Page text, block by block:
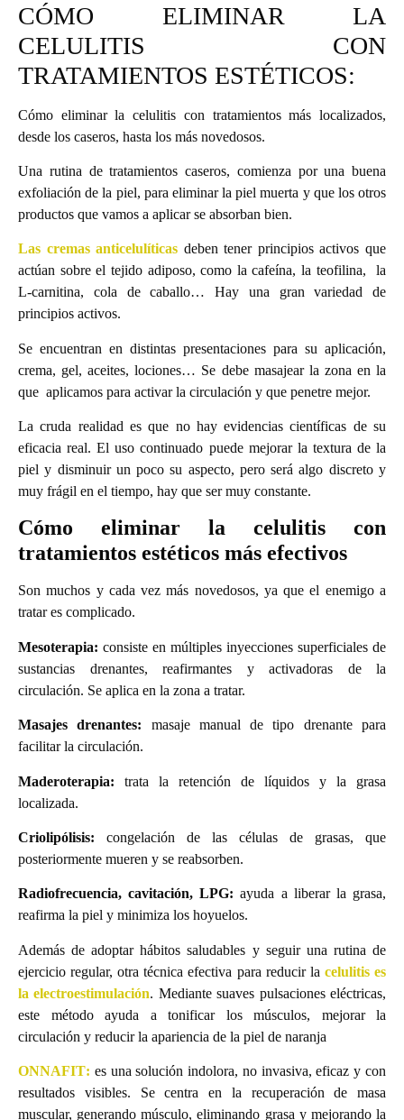
CÓMO ELIMINAR LA
CELULITIS CON
TRATAMIENTOS ESTÉTICOS:
Cómo eliminar la celulitis con tratamientos más localizados,
desde los caseros, hasta los más novedosos.
Una rutina de tratamientos caseros, comienza por una buena
exfoliación de la piel, para eliminar la piel muerta y que los otros
productos que vamos a aplicar se absorban bien.
Las cremas anticelulíticas deben tener principios activos que
actúan sobre el tejido adiposo, como la cafeína, la teofilina, la
L-carnitina, cola de caballo… Hay una gran variedad de
principios activos.
Se encuentran en distintas presentaciones para su aplicación,
crema, gel, aceites, lociones… Se debe masajear la zona en la
que aplicamos para activar la circulación y que penetre mejor.
La cruda realidad es que no hay evidencias científicas de su
eficacia real. El uso continuado puede mejorar la textura de la
piel y disminuir un poco su aspecto, pero será algo discreto y
muy frágil en el tiempo, hay que ser muy constante.
Cómo eliminar la celulitis con
tratamientos estéticos más efectivos
Son muchos y cada vez más novedosos, ya que el enemigo a
tratar es complicado.
Mesoterapia: consiste en múltiples inyecciones superficiales de
sustancias drenantes, reafirmantes y activadoras de la
circulación. Se aplica en la zona a tratar.
Masajes drenantes: masaje manual de tipo drenante para
facilitar la circulación.
Maderoterapia: trata la retención de líquidos y la grasa
localizada.
Criolipólisis: congelación de las células de grasas, que
posteriormente mueren y se reabsorben.
Radiofrecuencia, cavitación, LPG:ayuda a liberar la grasa,
reafirma la piel y minimiza los hoyuelos.
Además de adoptar hábitos saludables y seguir una rutina de
ejercicio regular, otra técnica efectiva para reducir la celulitis es
la electroestimulación. Mediante suaves pulsaciones eléctricas,
este método ayuda a tonificar los músculos, mejorar la
circulación y reducir la apariencia de la piel de naranja
ONNAFIT: es una solución indolora, no invasiva, eficaz y con
resultados visibles. Se centra en la recuperación de masa
muscular, generando músculo, eliminando grasa y mejorando la